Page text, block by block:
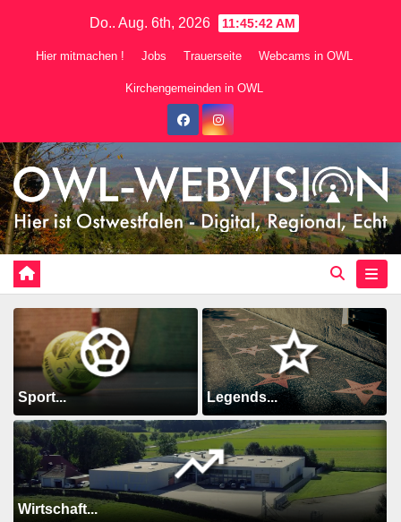
Do.. Aug. 6th, 2026 11:45:43 AM
Hier mitmachen ! Jobs Trauerseite Webcams in OWL
Kirchengemeinden in OWL
Sport... Legends...
Wirtschaft...